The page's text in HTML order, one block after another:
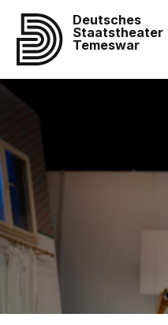
Deutsches
Staatstheater
Temeswar